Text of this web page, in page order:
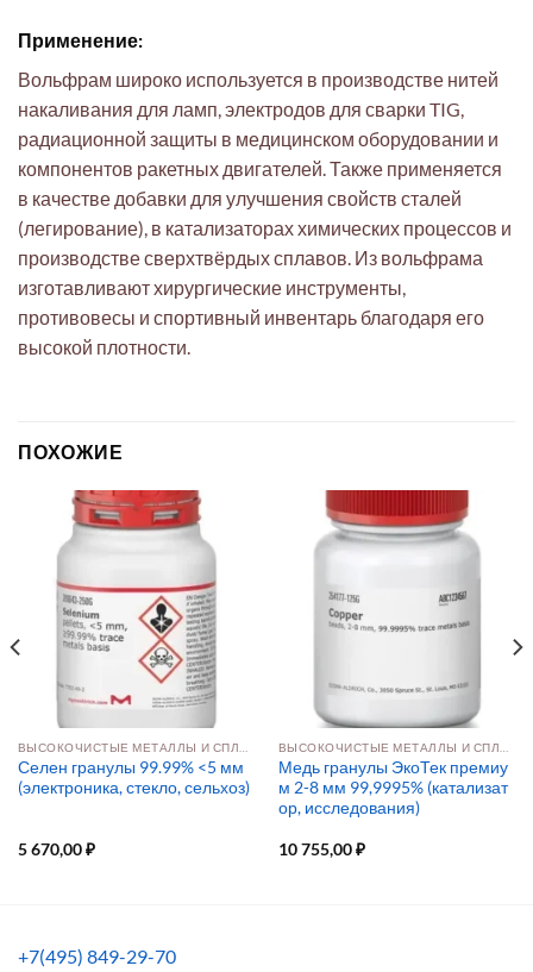
Применение:
Вольфрам широко используется в производстве нитей
накаливания для ламп, электродов для сварки TIG,
радиационной защиты в медицинском оборудовании и
компонентов ракетных двигателей. Также применяется
в качестве добавки для улучшения свойств сталей
(легирование), в катализаторах химических процессов и
производстве сверхтвёрдых сплавов. Из вольфрама
изготавливают хирургические инструменты,
противовесы и спортивный инвентарь благодаря его
высокой плотности.
ПОХОЖИЕ
Селен гранулы 99.99% <5 мм
(электроника, стекло, сельхоз)
5 670,00₽
Медь гранулы ЭкоТек премиу
м 2-8 мм 99,9995% (катализат
ор, исследования)
10 755,00₽
+7(495) 849-29-70